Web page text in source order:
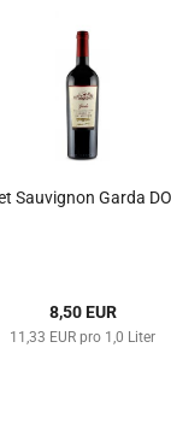
Sauvignon Garda
8,50 EUR
11,33 EUR pro 1,0 Liter